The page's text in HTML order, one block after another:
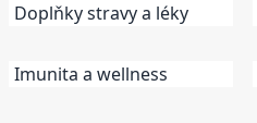
Doplňky stravy a léky
Imunita a wellness